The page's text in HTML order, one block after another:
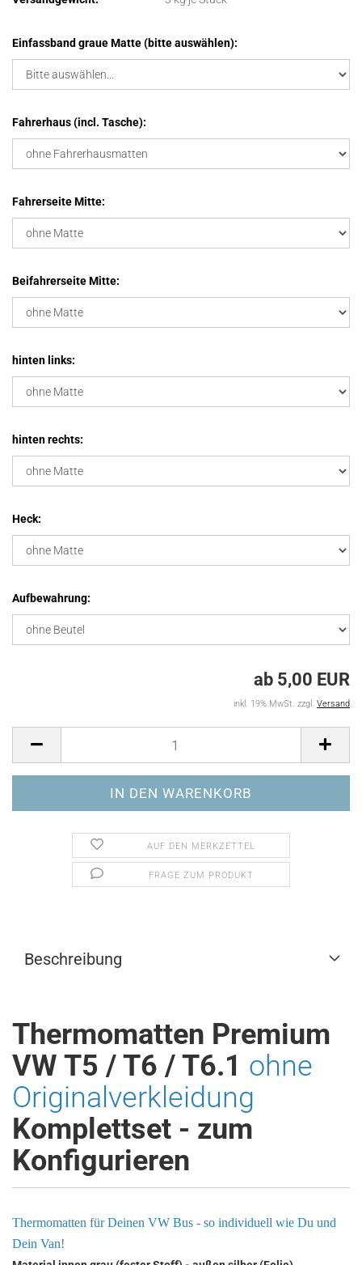
Einfassband graue Matte (bitte auswählen):
Fahrerhaus (incl. Tasche):
Fahrerseite Mitte:
Beifahrerseite Mitte:
hinten links:
hinten rechts:
Heck:
Aufbewahrung:
ab 5,00 EUR
inkl. 19% MwSt. zzgl. Versand
AUF DEN MERKZETTEL
FRAGE ZUM PRODUKT
Beschreibung
Thermomatten Premium
VW T5 / T6 / T6.1 ohne
Originalverkleidung
Komplettset - zum
Konfigurieren
Thermomatten für Deinen VW Bus - so individuell wie Du und
Dein Van!